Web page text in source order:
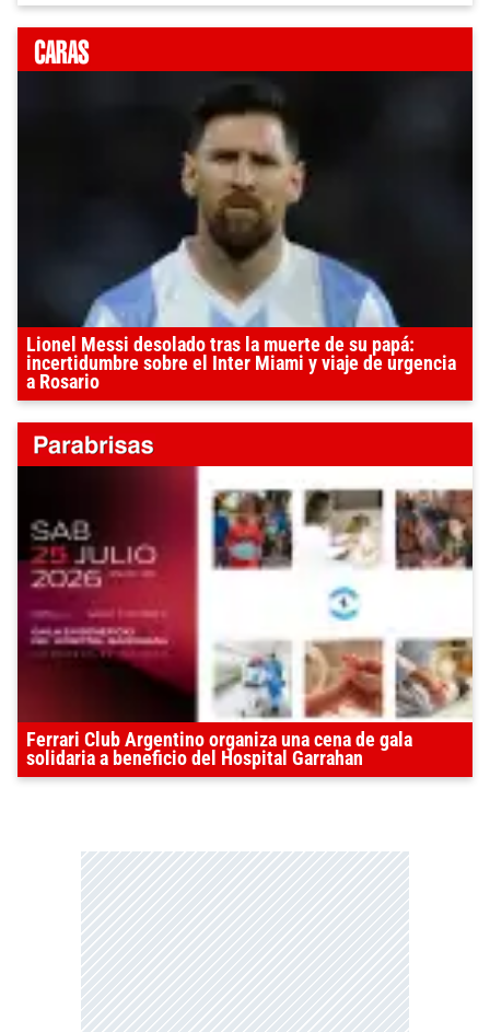
Lionel Messi desolado tras la muerte de su papá:
incertidumbre sobre el Inter Miami y viaje de urgencia
a Rosario
Ferrari Club Argentino organiza una cena de gala
solidaria a beneficio del Hospital Garrahan